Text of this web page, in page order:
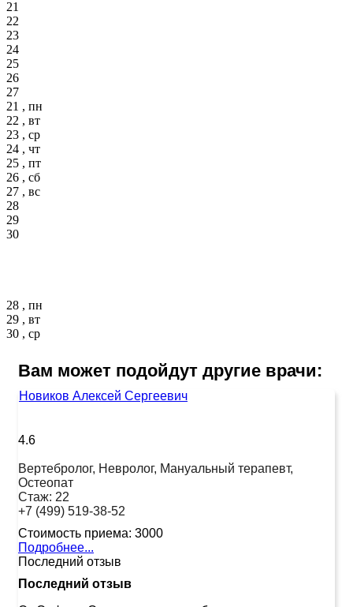
21
22
23
24
25
26
27
21 , пн
22 , вт
23 , ср
24 , чт
25 , пт
26 , сб
27 , вс
28
29
30
28 , пн
29 , вт
30 , ср
Вам может подойдут другие врачи:
Новиков Алексей Сергеевич
4.6
Вертебролог, Невролог, Мануальный терапевт,
Остеопат
Стаж: 22
+7 (499) 519-38-52
Стоимость приема: 3000
Подробнее...
Последний отзыв
Последний отзыв